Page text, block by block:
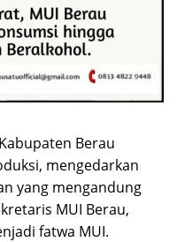
Berau
mengedarkan
yang mengandung
MUI Berau,
fatwa MUI.